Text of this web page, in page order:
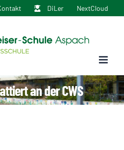
DiLer NextCloud
an der CWS